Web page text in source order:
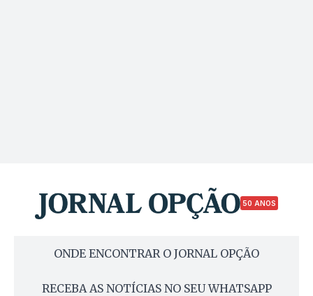
50 ANOS
ONDE ENCONTRAR O JORNAL OPÇÃO
RECEBA AS NOTÍCIAS NO SEU WHATSAPP